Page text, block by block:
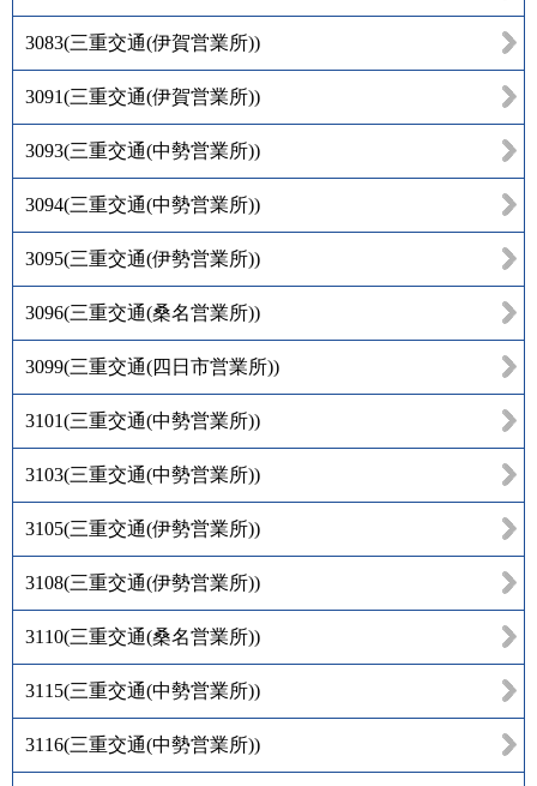
3083(三重交通(伊賀営業所))
3091(三重交通(伊賀営業所))
3093(三重交通(中勢営業所))
3094(三重交通(中勢営業所))
3095(三重交通(伊勢営業所))
3096(三重交通(桑名営業所))
3099(三重交通(四日市営業所))
3101(三重交通(中勢営業所))
3103(三重交通(中勢営業所))
3105(三重交通(伊勢営業所))
3108(三重交通(伊勢営業所))
3110(三重交通(桑名営業所))
3115(三重交通(中勢営業所))
3116(三重交通(中勢営業所))